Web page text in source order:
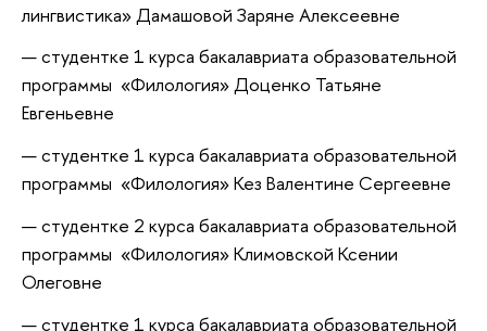
лингвистика» Дамашовой Заряне Алексеевне
студентке 1 курса бакалавриата образовательной
программы «Филология» Доценко Татьяне
Евгеньевне
студентке 1 курса бакалавриата образовательной
программы «Филология» Кез Валентине Сергеевне
студентке 2 курса бакалавриата образовательной
программы «Филология» Климовской Ксении
Олеговне
студентке 1 курса бакалавриата образовательной